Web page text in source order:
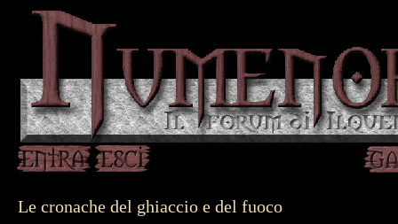
Le cronache del ghiaccio e del fuoco